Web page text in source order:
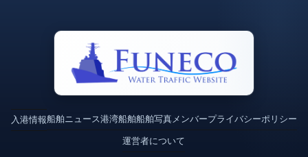
入港情報船舶ニュース港湾船舶船舶写真メンバープライバシーポリシー
運営者について